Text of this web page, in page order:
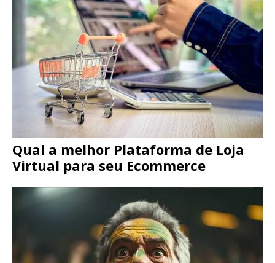
Qual a melhor Plataforma de Loja
Virtual para seu Ecommerce